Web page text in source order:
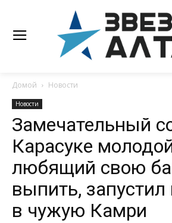
Домой Новости
Новости
Замечательный
Карасуке
любящий свою
выпить,
в чужую Камри